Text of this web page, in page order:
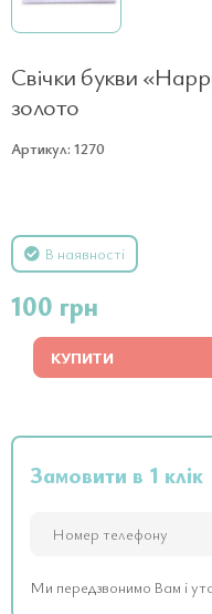
Свічки букви
золото
Артикул: 1270
В наявності
100 грн
КУПИТИ
Замовити в 1 клік
Ми передзвонимо Вам і